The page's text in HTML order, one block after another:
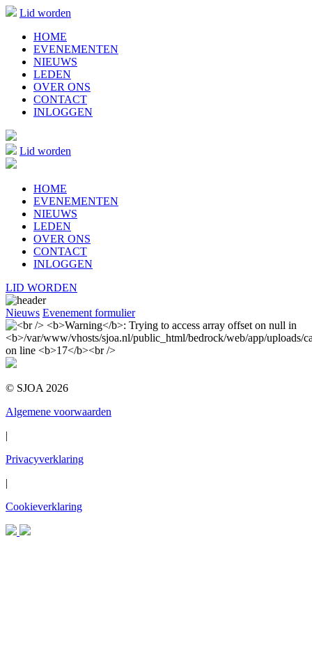
Lid worden
HOME
EVENEMENTEN
NIEUWS
LEDEN
OVER ONS
CONTACT
INLOGGEN
Lid worden
HOME
EVENEMENTEN
NIEUWS
LEDEN
OVER ONS
CONTACT
INLOGGEN
LID WORDEN
Nieuws Evenement formulier
© SJOA 2026
Algemene voorwaarden
|
Privacyverklaring
|
Cookieverklaring